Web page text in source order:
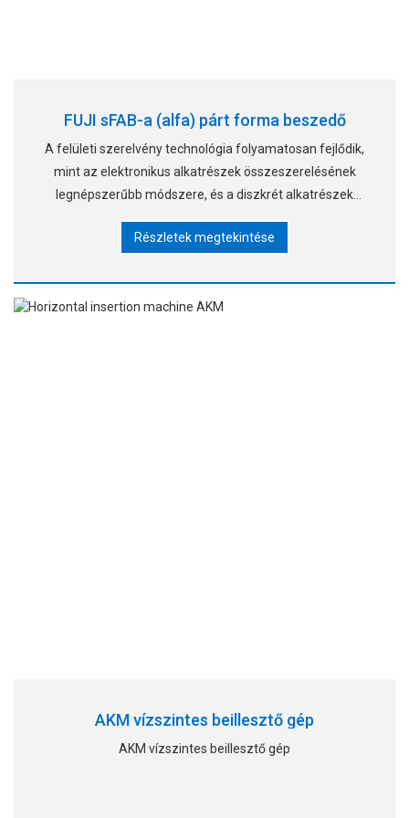
FUJI sFAB-a (alfa) párt forma beszedő
A felületi szerelvény technológia folyamatosan fejlődik,
mint az elektronikus alkatrészek összeszerelésének
legnépszerűbb módszere, és a diszkrét alkatrészek
részeket továbbra is használják
Részletek megtekintése
AKM vízszintes beillesztő gép
AKM vízszintes beillesztő gép